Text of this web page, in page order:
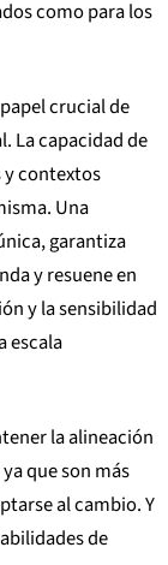
como para los
crucial de
La capacidad de
contextos
Una
garantiza
y resuene en
y la sensibilidad
escala
la alineación
que son más
al cambio. Y
de